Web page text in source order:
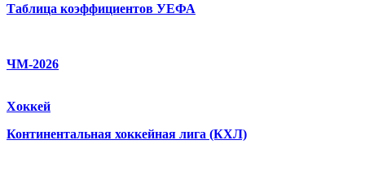
Таблица коэффициентов УЕФА
ЧМ-2026
Хоккей
Континентальная хоккейная лига (КХЛ)